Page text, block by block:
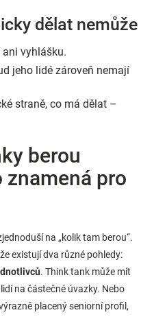
dělat nemůže
vyhlášku.
jeho lidé zároveň nemají
straně, co má dělat –
berou
pro
na „kolik tam berou“.
existují dva různé pohledy:
. Think tank může mít
na částečné úvazky. Nebo
placený seniorní profil,